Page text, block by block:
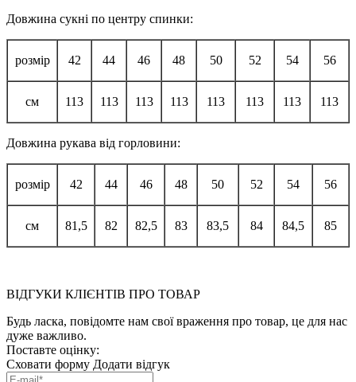
Довжина сукні по центру спинки:
розмір 42 44 46 48 50 52 54 56
см 113 113 113 113 113 113 113 113
Довжина рукава від горловини:
розмір 42 44 46 48 50 52 54 56
см 81,5 82 82,5 83 83,5 84 84,5 85
ВІДГУКИ КЛІЄНТІВ ПРО ТОВАР
Будь ласка, повідомте нам свої враження про товар, це для нас
дуже важливо.
Поставте оцінку:
Сховати форму Додати відгук